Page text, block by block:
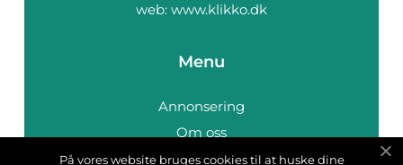
web: www.klikko.dk
Menu
Annonsering
Om oss
Cookies
På vores website bruges cookies til at huske dine